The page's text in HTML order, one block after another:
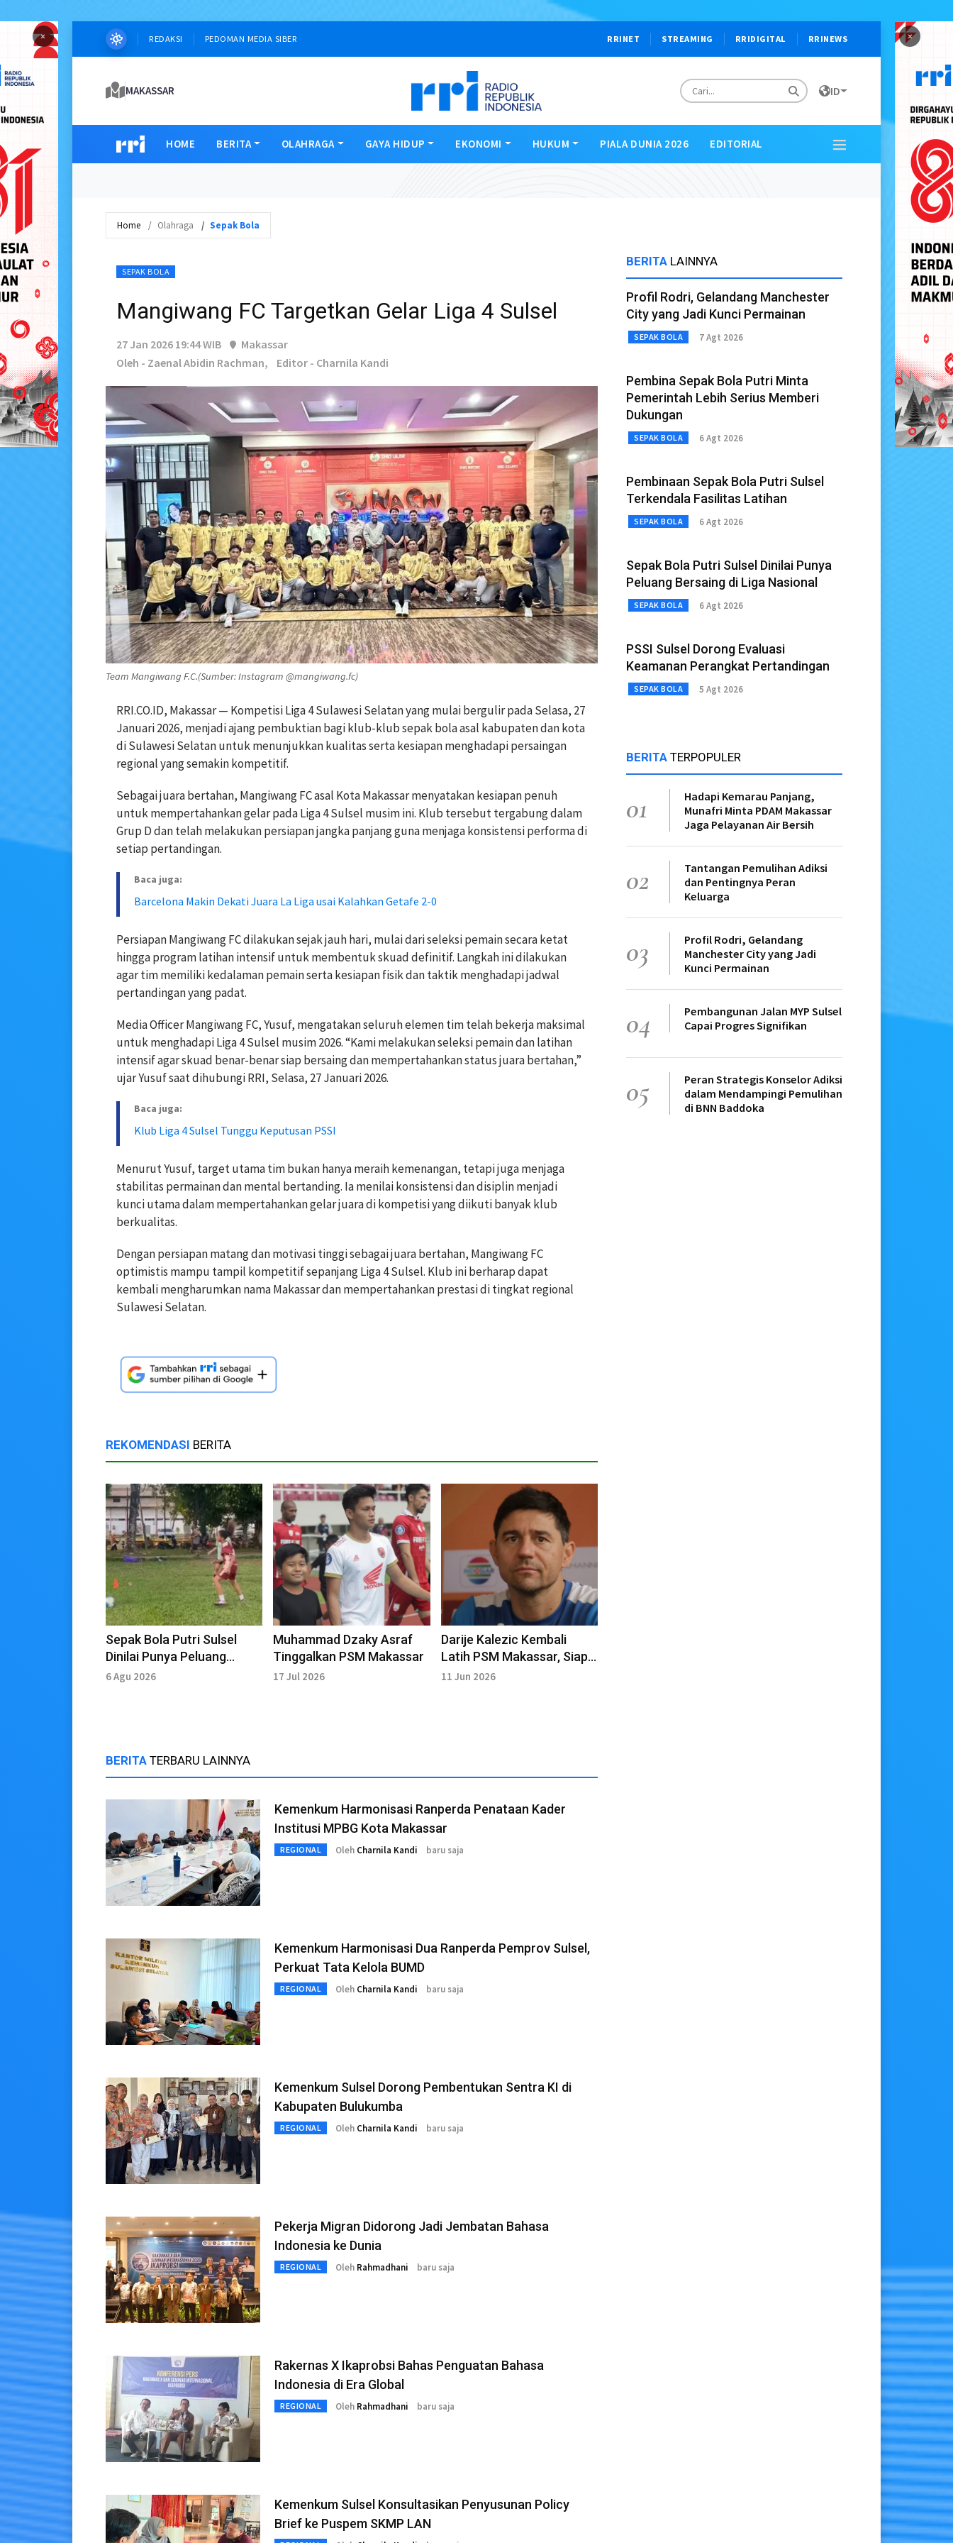
× ×
REDAKSI PEDOMAN MEDIA SIBER RRINET STREAMING RRIDIGITAL RRINEWS
MAKASSAR ID
HOME BERITA OLAHRAGA GAYA HIDUP EKONOMI HUKUM PIALA DUNIA 2026 EDITORIAL
Home Olahraga Sepak Bola
SEPAK BOLA
Mangiwang FC Targetkan Gelar Liga 4 Sulsel
27 Jan 2026 19:44 WIB
Makassar
Oleh - Zaenal Abidin Rachman,
Editor - Charnila Kandi
Team Mangiwang F.C.(Sumber: Instagram @mangiwang.fc)
RRI.CO.ID, Makassar — Kompetisi Liga 4 Sulawesi Selatan yang mulai bergulir pada Selasa, 27
Januari 2026, menjadi ajang pembuktian bagi klub-klub sepak bola asal kabupaten dan kota
di Sulawesi Selatan untuk menunjukkan kualitas serta kesiapan menghadapi persaingan
regional yang semakin kompetitif.
Sebagai juara bertahan, Mangiwang FC asal Kota Makassar menyatakan kesiapan penuh
untuk mempertahankan gelar pada Liga 4 Sulsel musim ini. Klub tersebut tergabung dalam
Grup D dan telah melakukan persiapan jangka panjang guna menjaga konsistensi performa di
setiap pertandingan.
Baca juga:
Barcelona Makin Dekati Juara La Liga usai Kalahkan Getafe 2-0
Persiapan Mangiwang FC dilakukan sejak jauh hari, mulai dari seleksi pemain secara ketat
hingga program latihan intensif untuk membentuk skuad definitif. Langkah ini dilakukan
agar tim memiliki kedalaman pemain serta kesiapan fisik dan taktik menghadapi jadwal
pertandingan yang padat.
Media Officer Mangiwang FC, Yusuf, mengatakan seluruh elemen tim telah bekerja maksimal
untuk menghadapi Liga 4 Sulsel musim 2026.“Kami melakukan seleksi pemain dan latihan
intensif agar skuad benar-benar siap bersaing dan mempertahankan status juara bertahan,”
ujar Yusuf saat dihubungi RRI, Selasa, 27 Januari 2026.
Baca juga:
Klub Liga 4 Sulsel Tunggu Keputusan PSSI
Menurut Yusuf, target utama tim bukan hanya meraih kemenangan, tetapi juga menjaga
stabilitas permainan dan mental bertanding. Ia menilai konsistensi dan disiplin menjadi
kunci utama dalam mempertahankan gelar juara di kompetisi yang diikuti banyak klub
berkualitas.
Dengan persiapan matang dan motivasi tinggi sebagai juara bertahan, Mangiwang FC
optimistis mampu tampil kompetitif sepanjang Liga 4 Sulsel. Klub ini berharap dapat
kembali mengharumkan nama Makassar dan mempertahankan prestasi di tingkat regional
Sulawesi Selatan.
REKOMENDASI BERITA
Sepak Bola Putri Sulsel
Dinilai Punya Peluang
Bersaing di Liga Nasional
6 Agu 2026
Muhammad Dzaky Asraf
Tinggalkan PSM Makassar
17 Jul 2026
Darije Kalezic Kembali
Latih PSM Makassar, Siap
Hadapi Super League
11 Jun 2026
BERITA TERBARU LAINNYA
Kemenkum Harmonisasi Ranperda Penataan Kader
Institusi MPBG Kota Makassar
REGIONAL Oleh Charnila Kandi baru saja
Kemenkum Harmonisasi Dua Ranperda Pemprov Sulsel,
Perkuat Tata Kelola BUMD
REGIONAL Oleh Charnila Kandi baru saja
Kemenkum Sulsel Dorong Pembentukan Sentra KI di
Kabupaten Bulukumba
REGIONAL Oleh Charnila Kandi baru saja
Pekerja Migran Didorong Jadi Jembatan Bahasa
Indonesia ke Dunia
REGIONAL Oleh Rahmadhani baru saja
Rakernas X Ikaprobsi Bahas Penguatan Bahasa
Indonesia di Era Global
REGIONAL Oleh Rahmadhani baru saja
Kemenkum Sulsel Konsultasikan Penyusunan Policy
Brief ke Puspem SKMP LAN
BERITA LAINNYA
Profil Rodri, Gelandang Manchester
City yang Jadi Kunci Permainan
SEPAK BOLA 7 Agt 2026
Pembina Sepak Bola Putri Minta
Pemerintah Lebih Serius Memberi
Dukungan
SEPAK BOLA 6 Agt 2026
Pembinaan Sepak Bola Putri Sulsel
Terkendala Fasilitas Latihan
SEPAK BOLA 6 Agt 2026
Sepak Bola Putri Sulsel Dinilai Punya
Peluang Bersaing di Liga Nasional
SEPAK BOLA 6 Agt 2026
PSSI Sulsel Dorong Evaluasi
Keamanan Perangkat Pertandingan
SEPAK BOLA 5 Agt 2026
BERITA TERPOPULER
01
Hadapi Kemarau Panjang,
Munafri Minta PDAM Makassar
Jaga Pelayanan Air Bersih
02
Tantangan Pemulihan Adiksi
dan Pentingnya Peran
Keluarga
03
Profil Rodri, Gelandang
Manchester City yang Jadi
Kunci Permainan
04
Pembangunan Jalan MYP Sulsel
Capai Progres Signifikan
05
Peran Strategis Konselor Adiksi
dalam Mendampingi Pemulihan
di BNN Baddoka